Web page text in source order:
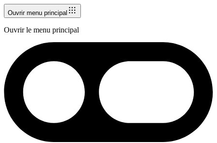
Ouvrir menu principal
Ouvrir le menu principal